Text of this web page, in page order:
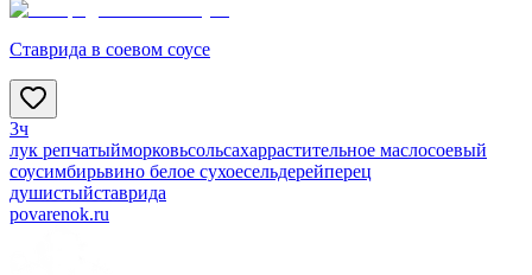
Ставрида в соевом соусе
3ч
лук репчатыйморковьсольсахаррастительное маслосоевый
соусимбирьвино белое сухоесельдерейперец
душистыйставрида
povarenok.ru